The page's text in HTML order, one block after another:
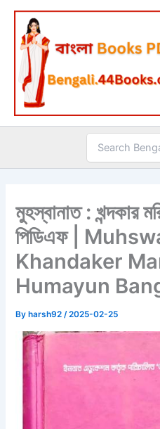
Skip
content
Search
for:
মুহস্বানাত : খন্দকার
পিডিএফ |
Khandaker
Humayun
By harsh92/2025-02-25